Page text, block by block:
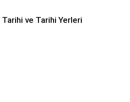
ve Tarihi Yerleri